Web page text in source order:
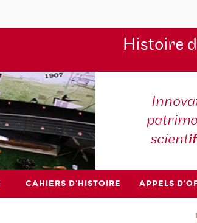
Histoire
scient
CAHIERS D'HISTOIRE APPELS